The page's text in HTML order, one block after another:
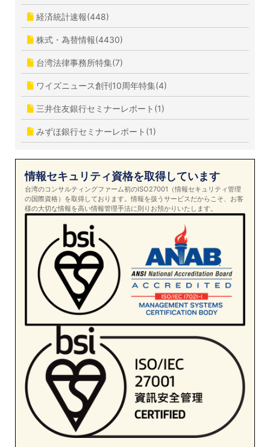
経済統計速報(448)
株式・為替情報(4430)
台湾法律事務所特集(7)
ワイズニュース創刊10周年特集(4)
三井住友銀行セミナーレポート(1)
みずほ銀行セミナーレポート(1)
情報セキュリティ資格を取得しています
台湾のコンサルティングファーム初のISO27001（情報セキュリティ管理
の国際資格）を取得しております。情報を扱うサービスだからこそ、お客
様の大切な情報を高い情報管理手法に則りお預かりいたします。